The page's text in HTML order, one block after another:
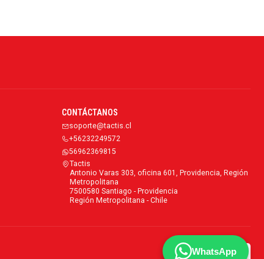
CONTÁCTANOS
soporte@tactis.cl
+56232249572
56962369815
Tactis
Antonio Varas 303, oficina 601, Providencia, Región
Metropolitana
7500580 Santiago - Providencia
Región Metropolitana - Chile
WhatsApp